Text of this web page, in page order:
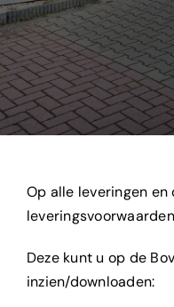
Op alle leveringen en
Deze kunt u op de
inzien/downloaden: